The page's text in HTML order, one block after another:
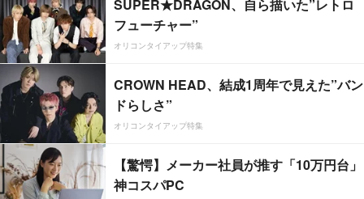
SUPER★DRAGON、自ら描いた”レトロ
フューチャー”
オリコンタイアップ特集
CROWN HEAD、結成1周年で見えた”バン
ドらしさ”
オリコンタイアップ特集
【驚愕】メーカー社員が推す「10万円台」
神コスパPC